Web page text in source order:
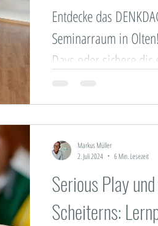
Entdecke das
Seminarraum in
Days oder sichere
Serious Play
Scheiterns:
Markus Müller
2. Juli 2024
6 Min. Lesezeit